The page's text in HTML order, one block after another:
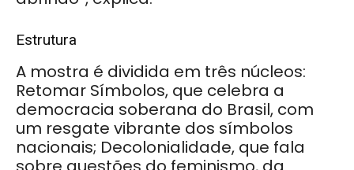
Estrutura
A mostra é dividida em três núcleos:
Retomar Símbolos, que celebra a
democracia soberana do Brasil, com
um resgate vibrante dos símbolos
nacionais; Decolonialidade, que fala